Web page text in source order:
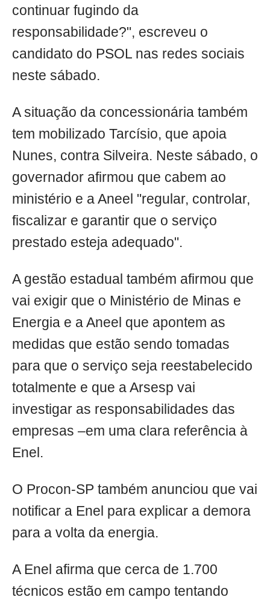
continuar fugindo da
responsabilidade?", escreveu o
candidato do PSOL nas redes sociais
neste sábado.
A situação da concessionária também
tem mobilizado Tarcísio, que apoia
Nunes, contra Silveira. Neste sábado, o
governador afirmou que cabem ao
ministério e a Aneel "regular, controlar,
fiscalizar e garantir que o serviço
prestado esteja adequado".
A gestão estadual também afirmou que
vai exigir que o Ministério de Minas e
Energia e a Aneel que apontem as
medidas que estão sendo tomadas
para que o serviço seja reestabelecido
totalmente e que a Arsesp vai
investigar as responsabilidades das
empresas –em uma clara referência à
Enel.
O Procon-SP também anunciou que vai
notificar a Enel para explicar a demora
para a volta da energia.
A Enel afirma que cerca de 1.700
técnicos estão em campo tentando